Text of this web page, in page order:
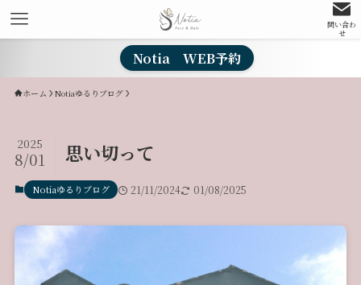
問い合わ
せ
Notia WEB予約
ホーム Notiaゆるりブログ
思い切って
2025
8/01
Notiaゆるりブログ 21/11/2024 01/08/2025